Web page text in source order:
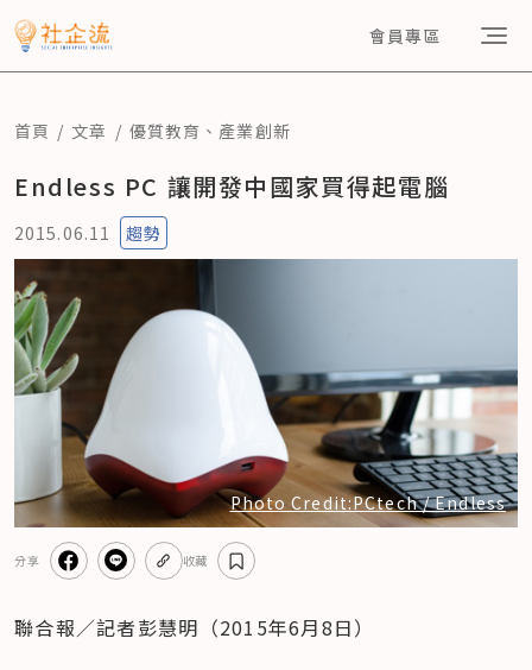
會員專區
首頁 文章 優質教育 、 產業創新
Endless PC 讓開發中國家買得起電腦
2015.06.11 趨勢
Photo Credit:PCtech / Endless
分享 收藏
聯合報／記者彭慧明（2015年6月8日）